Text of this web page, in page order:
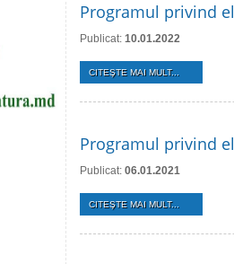
Programul privind
Publicat: 10.01.2022
CITEŞTE MAI MULT...
Programul privind
Publicat: 06.01.2021
CITEŞTE MAI MULT...